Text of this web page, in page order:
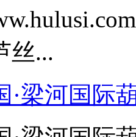
丝...
·梁河国际